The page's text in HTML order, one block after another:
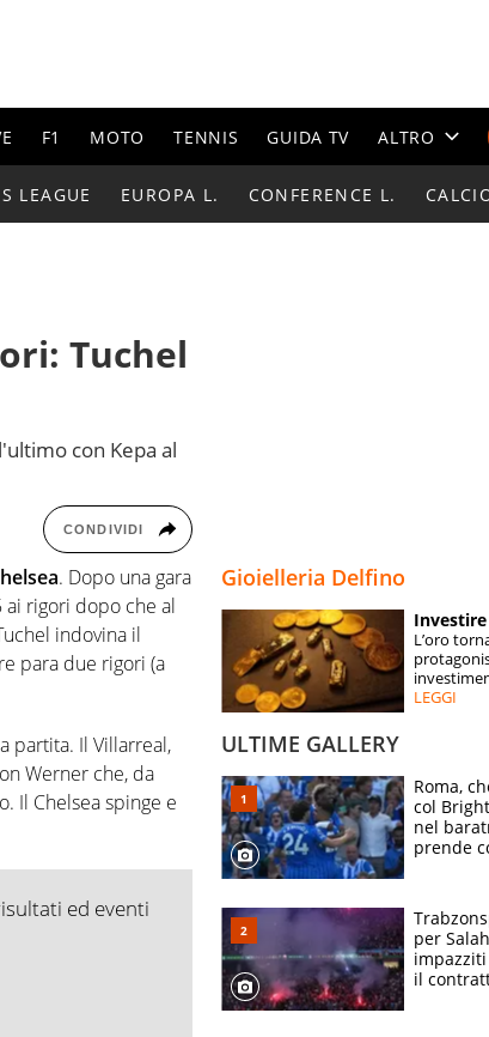
F1 MOTO TENNIS GUIDA TV ALTRO
CALENDARI
ESPERTI
CONTATTI
LEAGUE EUROPA L. CONFERENCE L.
Tuchel
con Kepa al
CONDIVIDI
. Dopo una gara
ai rigori dopo che al
indovina il
para due rigori (a
partita. Il Villarreal,
Werner che, da
Il Chelsea spinge e
ed eventi
Gioielleria Delfino
L’oro
LEGGI
ULTIME GALLERY
Roma,
col
nel
prende
per
il